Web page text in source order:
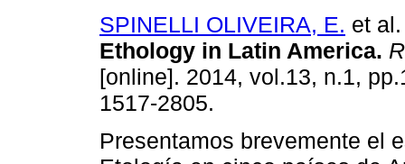
SPINELLI OLIVEIRA, E. et al.
Ethology in Latin America.
[online]. 2014, vol.13, n.1,
1517-2805.
Presentamos brevemente el